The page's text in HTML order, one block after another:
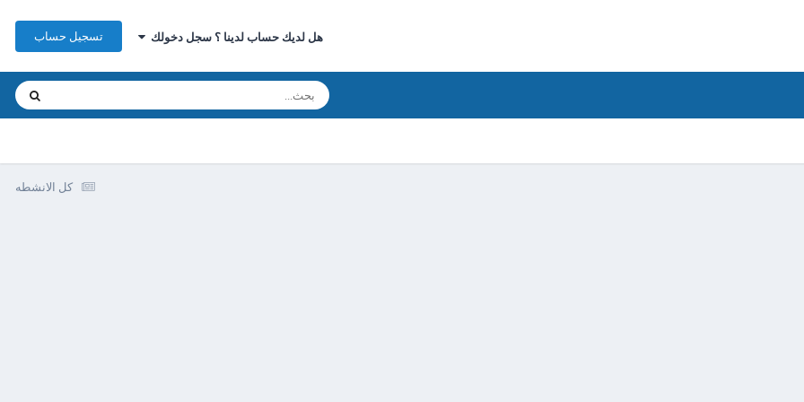
هل لديك حساب لدينا ؟ سجل دخولك تسجيل حساب
كل الانشطه